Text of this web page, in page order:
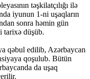
təşkilatçılığı ilə
iyunun 1-ni uşaqların
sonra həmin gün
tarixə düşüb.
qəbul edilib, Azərbaycan
qoşulub. Bütün
da uşaq